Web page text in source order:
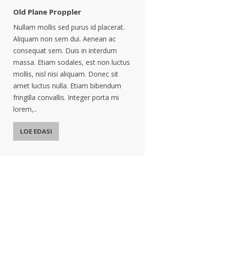
Old Plane Proppler
Nullam mollis sed purus id placerat.
Aliquam non sem dui. Aenean ac
consequat sem. Duis in interdum
massa. Etiam sodales, est non luctus
mollis, nisl nisi aliquam. Donec sit
amet luctus nulla. Etiam bibendum
fringilla convallis. Integer porta mi
lorem,..
LOE EDASI